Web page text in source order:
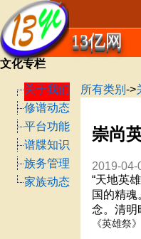
13亿网
文化专栏
关于我们
修谱动态
平台功能
谱牒知识
族务管理
家族动态
所有类别 ->
崇尚
2019-04-
“天地英
国的精
念。清明
《英雄祭》